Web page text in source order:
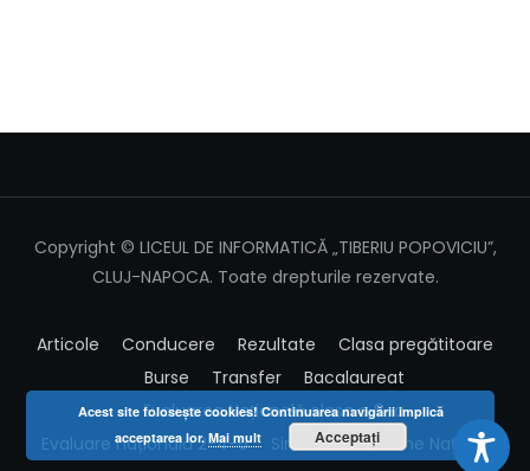
Copyright © LICEUL DE INFORMATICĂ „TIBERIU POPOVICIU”,
CLUJ-NAPOCA. Toate drepturile rezervate.
Articole Conducere Rezultate
Clasa pregătitoare
Burse
Transfer
Bacalaureat
Evaluarea Națională clasa a 8-a
Evaluare națională 2-4-6
Simulare Examene Naționale
Acest site foloseşte cookies! Continuarea navigării implică
acceptarea lor.Mai mult Acceptați